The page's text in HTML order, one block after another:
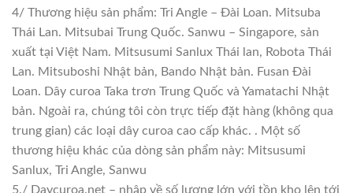
4/ Thương hiệu sản phẩm: Tri Angle – Đài Loan. Mitsuba
Thái Lan. Mitsubai Trung Quốc. Sanwu – Singapore, sản
xuất tại Việt Nam. Mitsusumi Sanlux Thái lan, Robota Thái
Lan. Mitsuboshi Nhật bản, Bando Nhật bản. Fusan Đài
Loan. Dây curoa Taka trơn Trung Quốc và Yamatachi Nhật
bản. Ngoài ra, chúng tôi còn trực tiếp đặt hàng (không qua
trung gian) các loại dây curoa cao cấp khác. . Một số
thương hiệu khác của dòng sản phẩm này: Mitsusumi
Sanlux, Tri Angle, Sanwu
5./ Daycuroa.net – nhập về số lượng lớn với tồn kho lên tới